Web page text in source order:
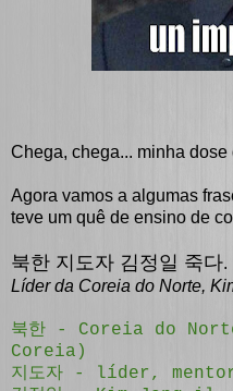
Chega, chega... minha
Agora vamos a algumas
teve um quê de ensino de
북한 지도자 김정일 죽다.
Líder da Coreia do Norte,
북한 - Coreia do
Coreia)
지도자 - líder,